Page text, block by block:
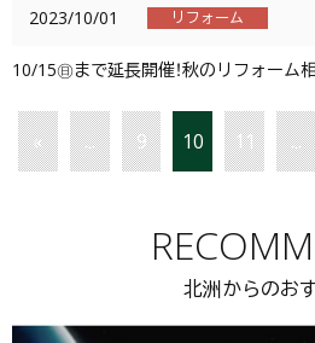
2023/10/01 リフォーム
10/15㊐まで延長開催！秋のリフォーム相
« ... 9 10 11 ...
北洲からのお